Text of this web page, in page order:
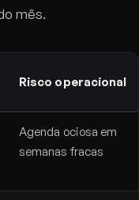
mês.
Risco operacional
Agenda ociosa em
semanas fracas